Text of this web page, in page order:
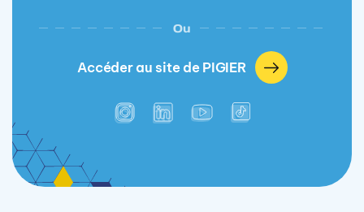
Ou
Accéder au site de PIGIER